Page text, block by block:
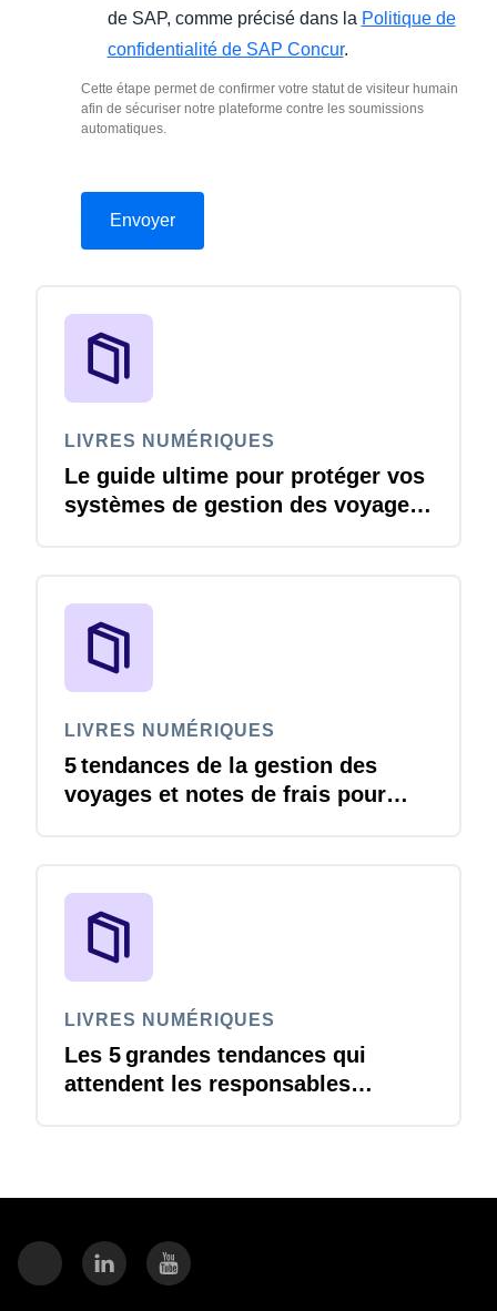
de SAP, comme précisé dans la Politique de
confidentialité de SAP Concur.
Cette étape permet de confirmer votre statut de visiteur humain
afin de sécuriser notre plateforme contre les soumissions
automatiques.
LIVRES NUMÉRIQUES
Le guide ultime pour protéger vos
systèmes de gestion des voyages
LIVRES NUMÉRIQUES
5 tendances de la gestion des
voyages et notes de frais pour
LIVRES NUMÉRIQUES
Les 5 grandes tendances qui
attendent les responsables